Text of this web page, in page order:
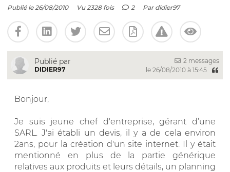
Publié le 26/08/2010 Vu 2328 fois 2 Par didier97
Publié par
DIDIER97
2 messages
le 26/08/2010 à 15:45
Bonjour,
Je suis jeune chef d'entreprise, gérant d’une
SARL. J'ai établi un devis, il y a de cela environ
2ans, pour la création d'un site internet. Il y était
mentionné en plus de la partie générique
relatives aux produits et leurs détails, un planning